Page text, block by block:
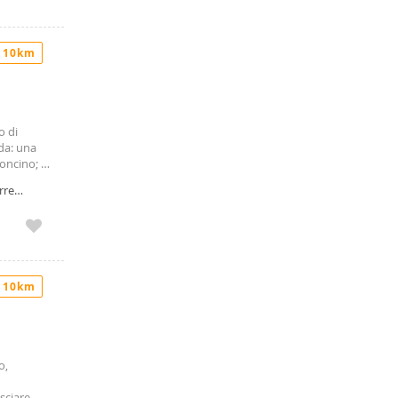
città in
di
una
1